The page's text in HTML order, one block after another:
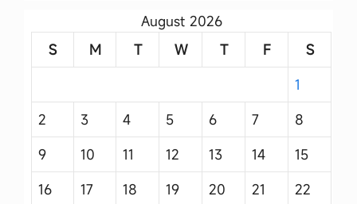
August 2026
S
M T W T F
S
1
2
3 4 5 6 7
8
9
10 11 12 13 14
15
16
17 18 19 20 21 22